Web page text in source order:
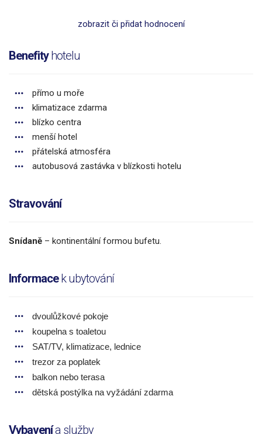
zobrazit či přidat hodnocení
Benefityhotelu
přímo u moře
klimatizace zdarma
blízko centra
menší hotel
přátelská atmosféra
autobusová zastávka v blízkosti hotelu
Stravování
Snídaně – kontinentální formou bufetu.
Informacek ubytování
dvoulůžkové pokoje
koupelna s toaletou
SAT/TV, klimatizace, lednice
trezor za poplatek
balkon nebo terasa
dětská postýlka na vyžádání zdarma
Vybavenía služby